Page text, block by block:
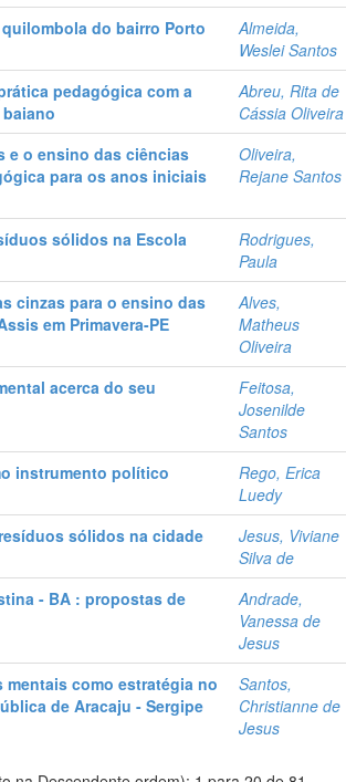
do bairro Porto
Almeida,
Weslei Santos
pedagógica com a
Abreu, Rita de
Cássia Oliveira
e o ensino das ciências
para os anos iniciais
Oliveira,
Rejane Santos
sólidos na Escola
Rodrigues,
Paula
cinzas para o ensino das
em Primavera-PE
Alves,
Matheus
Oliveira
acerca do seu
Feitosa,
Josenilde
Santos
instrumento político
Rego, Erica
Luedy
sólidos na cidade
Jesus, Viviane
Silva de
- BA : propostas de
Andrade,
Vanessa de
Jesus
como estratégia no
de Aracaju - Sergipe
Santos,
Christianne de
Jesus